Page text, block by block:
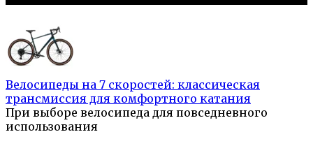
Велосипеды на 7 скоростей: классическая
трансмиссия для комфортного катания
При выборе велосипеда для повседневного
использования